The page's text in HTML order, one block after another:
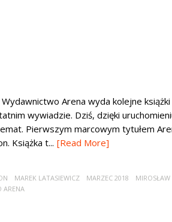
Arena wyda kolejne
wywiadzie. Dziś, dzięki
Pierwszym marcowym tytułem
Książka t... [Read More]
MAREK LATASIEWICZ MARZEC 2018
ARENA